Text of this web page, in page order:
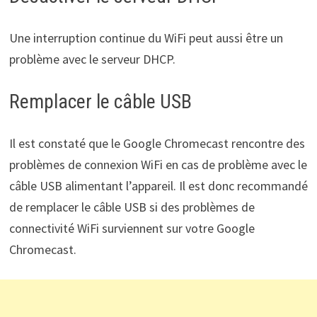
Une interruption continue du WiFi peut aussi être un
problème avec le serveur DHCP.
Remplacer le câble USB
Il est constaté que le Google Chromecast rencontre des
problèmes de connexion WiFi en cas de problème avec le
câble USB alimentant l’appareil. Il est donc recommandé
de remplacer le câble USB si des problèmes de
connectivité WiFi surviennent sur votre Google
Chromecast.